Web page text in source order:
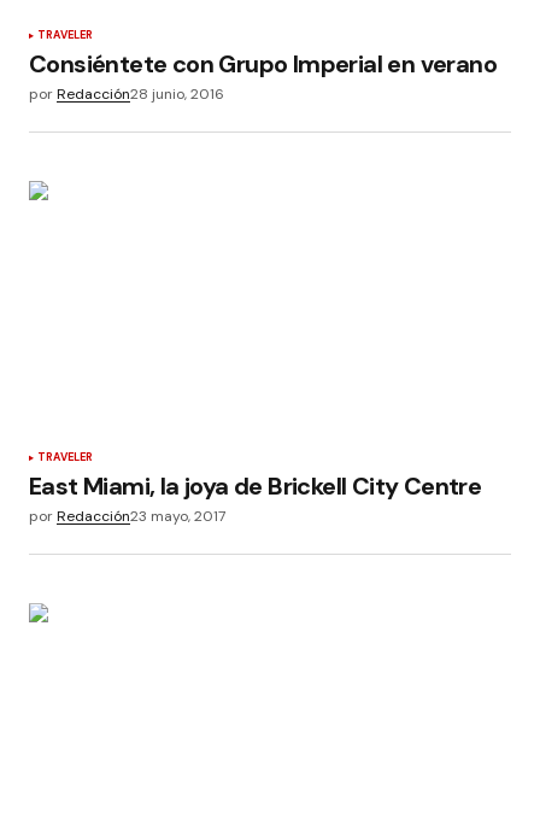
TRAVELER
Consiéntete con Grupo Imperial en verano
porRedacción28 junio, 2016
TRAVELER
East Miami, la joya de Brickell City Centre
porRedacción23 mayo, 2017